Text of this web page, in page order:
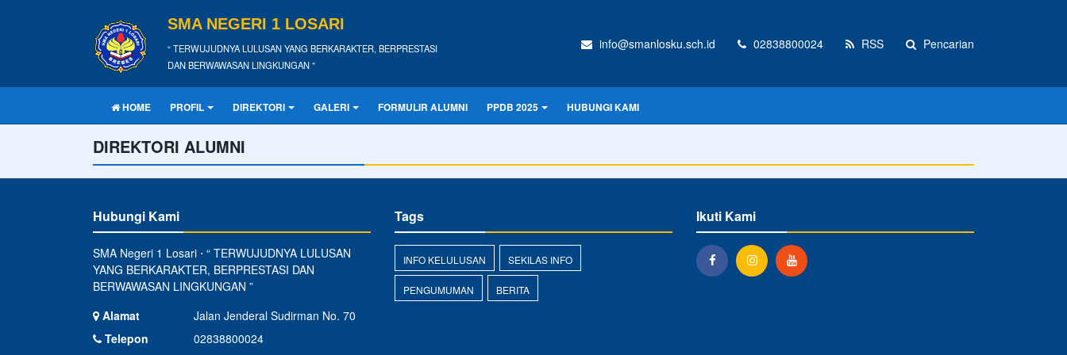
SMA NEGERI 1 LOSARI
“ TERWUJUDNYA LULUSAN YANG BERKARAKTER, BERPRESTASI
DAN BERWAWASAN LINGKUNGAN ”
info@smanlosku.sch.id 02838800024 RSS Pencarian
HOME PROFIL DIREKTORI GALERI FORMULIR ALUMNI PPDB 2025 HUBUNGI KAMI
DIREKTORI ALUMNI
Hubungi Kami
SMA Negeri 1 Losari ⋅ “ TERWUJUDNYA LULUSAN
YANG BERKARAKTER, BERPRESTASI DAN
BERWAWASAN LINGKUNGAN ”
Alamat
Jalan Jenderal Sudirman No. 70
Telepon
02838800024
Tags
INFO KELULUSAN SEKILAS INFO
PENGUMUMAN BERITA
Ikuti Kami